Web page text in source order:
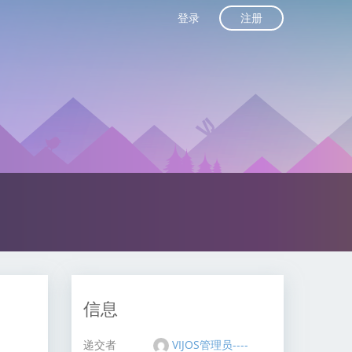
登录 注册
信息
递交者 VIJOS管理员----